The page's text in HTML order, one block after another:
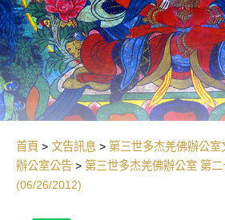
首頁 文告訊息 第三世多杰羌佛辦公室
辦公室公告
第三世多杰羌佛辦公室 第
(06/26/2012)